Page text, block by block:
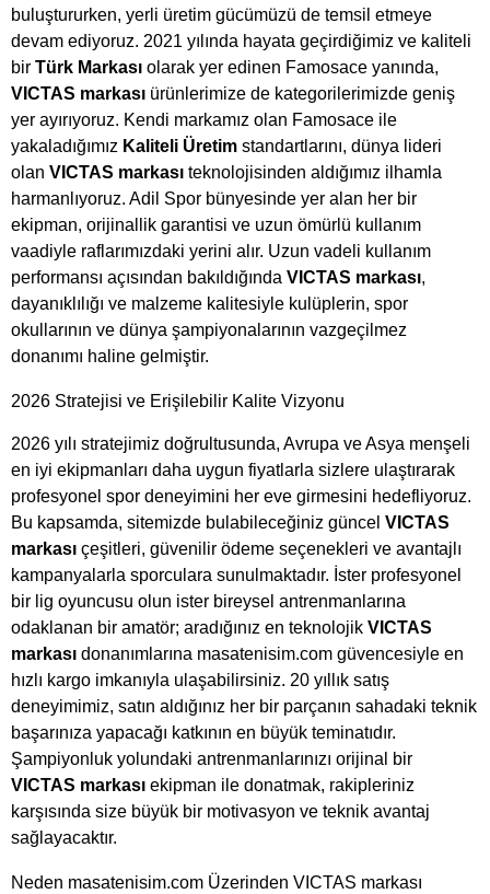
buluştururken, yerli üretim gücümüzü de temsil etmeye
devam ediyoruz. 2021 yılında hayata geçirdiğimiz ve kaliteli
bir Türk Markası olarak yer edinen Famosace yanında,
VICTAS markası ürünlerimize de kategorilerimizde geniş
yer ayırıyoruz. Kendi markamız olan Famosace ile
yakaladığımız Kaliteli Üretim standartlarını, dünya lideri
olan VICTAS markası teknolojisinden aldığımız ilhamla
harmanlıyoruz. Adil Spor bünyesinde yer alan her bir
ekipman, orijinallik garantisi ve uzun ömürlü kullanım
vaadiyle raflarımızdaki yerini alır. Uzun vadeli kullanım
performansı açısından bakıldığında VICTAS markası,
dayanıklılığı ve malzeme kalitesiyle kulüplerin, spor
okullarının ve dünya şampiyonalarının vazgeçilmez
donanımı haline gelmiştir.
2026 Stratejisi ve Erişilebilir Kalite Vizyonu
2026 yılı stratejimiz doğrultusunda, Avrupa ve Asya menşeli
en iyi ekipmanları daha uygun fiyatlarla sizlere ulaştırarak
profesyonel spor deneyimini her eve girmesini hedefliyoruz.
Bu kapsamda, sitemizde bulabileceğiniz güncel VICTAS
markası çeşitleri, güvenilir ödeme seçenekleri ve avantajlı
kampanyalarla sporculara sunulmaktadır. İster profesyonel
bir lig oyuncusu olun ister bireysel antrenmanlarına
odaklanan bir amatör; aradığınız en teknolojik VICTAS
markası donanımlarına masatenisim.com güvencesiyle en
hızlı kargo imkanıyla ulaşabilirsiniz. 20 yıllık satış
deneyimimiz, satın aldığınız her bir parçanın sahadaki teknik
başarınıza yapacağı katkının en büyük teminatıdır.
Şampiyonluk yolundaki antrenmanlarınızı orijinal bir
VICTAS markası ekipman ile donatmak, rakipleriniz
karşısında size büyük bir motivasyon ve teknik avantaj
sağlayacaktır.
Neden masatenisim.com Üzerinden VICTAS markası